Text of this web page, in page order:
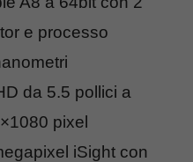
e processo
da 5.5 pollici a
pixel
iSight con